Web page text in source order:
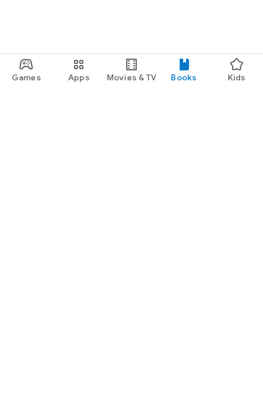
Games Apps Movies & TV Books Kids